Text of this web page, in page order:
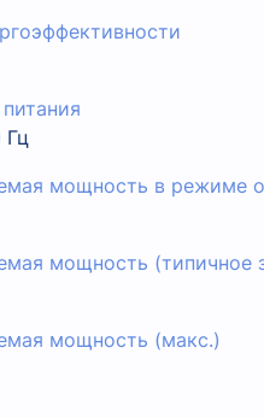
Гц
мощность в режиме
мощность (типичное
мощность (макс.)